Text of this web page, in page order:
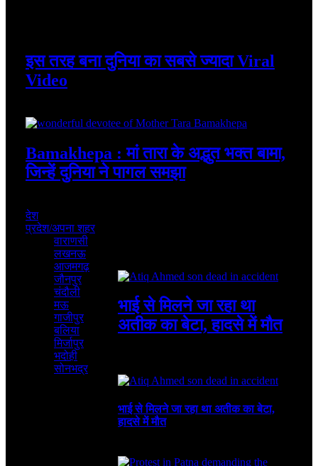
इस तरह बना दुनिया का सबसे ज्यादा Viral
Video
Bamakhepa : मां तारा के अद्भुत भक्त बामा,
जिन्हें दुनिया ने पागल समझा
देश
प्रदेश/अपना शहर
वाराणसी
लखनऊ
आजमगढ़
जौनपुर
चंदौली
मऊ
गाजीपुर
बलिया
मिर्जापुर
भदोही
सोनभद्र
भाई से मिलने जा रहा था
अतीक का बेटा, हादसे में मौत
भाई से मिलने जा रहा था अतीक का बेटा,
हादसे में मौत